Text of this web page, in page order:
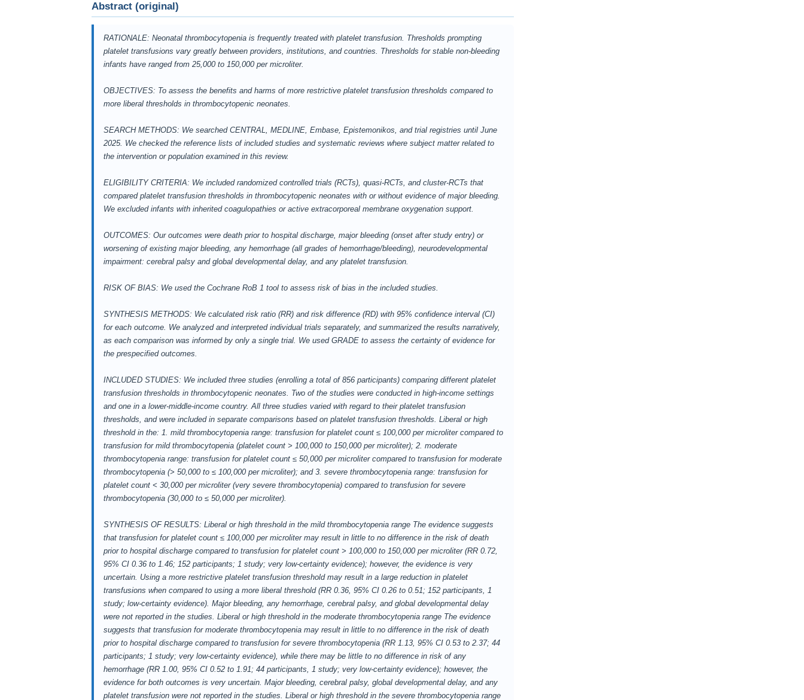
Abstract (original)
RATIONALE: Neonatal thrombocytopenia is frequently treated with platelet transfusion. Thresholds prompting
platelet transfusions vary greatly between providers, institutions, and countries. Thresholds for stable non-bleeding
infants have ranged from 25,000 to 150,000 per microliter.
OBJECTIVES: To assess the benefits and harms of more restrictive platelet transfusion thresholds compared to
more liberal thresholds in thrombocytopenic neonates.
SEARCH METHODS: We searched CENTRAL, MEDLINE, Embase, Epistemonikos, and trial registries until June
2025. We checked the reference lists of included studies and systematic reviews where subject matter related to
the intervention or population examined in this review.
ELIGIBILITY CRITERIA: We included randomized controlled trials (RCTs), quasi-RCTs, and cluster-RCTs that
compared platelet transfusion thresholds in thrombocytopenic neonates with or without evidence of major bleeding.
We excluded infants with inherited coagulopathies or active extracorporeal membrane oxygenation support.
OUTCOMES: Our outcomes were death prior to hospital discharge, major bleeding (onset after study entry) or
worsening of existing major bleeding, any hemorrhage (all grades of hemorrhage/bleeding), neurodevelopmental
impairment: cerebral palsy and global developmental delay, and any platelet transfusion.
RISK OF BIAS: We used the Cochrane RoB 1 tool to assess risk of bias in the included studies.
SYNTHESIS METHODS: We calculated risk ratio (RR) and risk difference (RD) with 95% confidence interval (CI)
for each outcome. We analyzed and interpreted individual trials separately, and summarized the results narratively,
as each comparison was informed by only a single trial. We used GRADE to assess the certainty of evidence for
the prespecified outcomes.
INCLUDED STUDIES: We included three studies (enrolling a total of 856 participants) comparing different platelet
transfusion thresholds in thrombocytopenic neonates. Two of the studies were conducted in high-income settings
and one in a lower-middle-income country. All three studies varied with regard to their platelet transfusion
thresholds, and were included in separate comparisons based on platelet transfusion thresholds. Liberal or high
threshold in the: 1. mild thrombocytopenia range: transfusion for platelet count ≤ 100,000 per microliter compared to
transfusion for mild thrombocytopenia (platelet count > 100,000 to 150,000 per microliter); 2. moderate
thrombocytopenia range: transfusion for platelet count ≤ 50,000 per microliter compared to transfusion for moderate
thrombocytopenia (> 50,000 to ≤ 100,000 per microliter); and 3. severe thrombocytopenia range: transfusion for
platelet count < 30,000 per microliter (very severe thrombocytopenia) compared to transfusion for severe
thrombocytopenia (30,000 to ≤ 50,000 per microliter).
SYNTHESIS OF RESULTS: Liberal or high threshold in the mild thrombocytopenia range The evidence suggests
that transfusion for platelet count ≤ 100,000 per microliter may result in little to no difference in the risk of death
prior to hospital discharge compared to transfusion for platelet count > 100,000 to 150,000 per microliter (RR 0.72,
95% CI 0.36 to 1.46; 152 participants; 1 study; very low-certainty evidence); however, the evidence is very
uncertain. Using a more restrictive platelet transfusion threshold may result in a large reduction in platelet
transfusions when compared to using a more liberal threshold (RR 0.36, 95% CI 0.26 to 0.51; 152 participants, 1
study; low-certainty evidence). Major bleeding, any hemorrhage, cerebral palsy, and global developmental delay
were not reported in the studies. Liberal or high threshold in the moderate thrombocytopenia range The evidence
suggests that transfusion for moderate thrombocytopenia may result in little to no difference in the risk of death
prior to hospital discharge compared to transfusion for severe thrombocytopenia (RR 1.13, 95% CI 0.53 to 2.37; 44
participants; 1 study; very low-certainty evidence), while there may be little to no difference in risk of any
hemorrhage (RR 1.00, 95% CI 0.52 to 1.91; 44 participants, 1 study; very low-certainty evidence); however, the
evidence for both outcomes is very uncertain. Major bleeding, cerebral palsy, global developmental delay, and any
platelet transfusion were not reported in the studies. Liberal or high threshold in the severe thrombocytopenia range